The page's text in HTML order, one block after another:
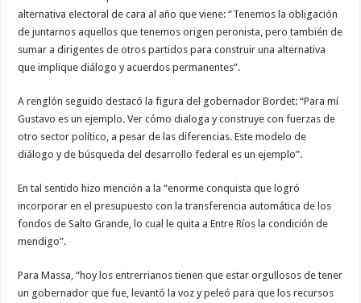
alternativa electoral de cara al año que viene: “Tenemos la obligación
de juntarnos aquellos que tenemos origen peronista, pero también de
sumar a dirigentes de otros partidos para construir una alternativa
que implique diálogo y acuerdos permanentes”.
A renglón seguido destacó la figura del gobernador Bordet: “Para mí
Gustavo es un ejemplo. Ver cómo dialoga y construye con fuerzas de
otro sector político, a pesar de las diferencias. Este modelo de
diálogo y de búsqueda del desarrollo federal es un ejemplo”.
En tal sentido hizo mención a la “enorme conquista que logró
incorporar en el presupuesto con la transferencia automática de los
fondos de Salto Grande, lo cual le quita a Entre Ríos la condición de
mendigo”.
Para Massa, “hoy los entrerrianos tienen que estar orgullosos de tener
un gobernador que fue, levantó la voz y peleó para que los recursos